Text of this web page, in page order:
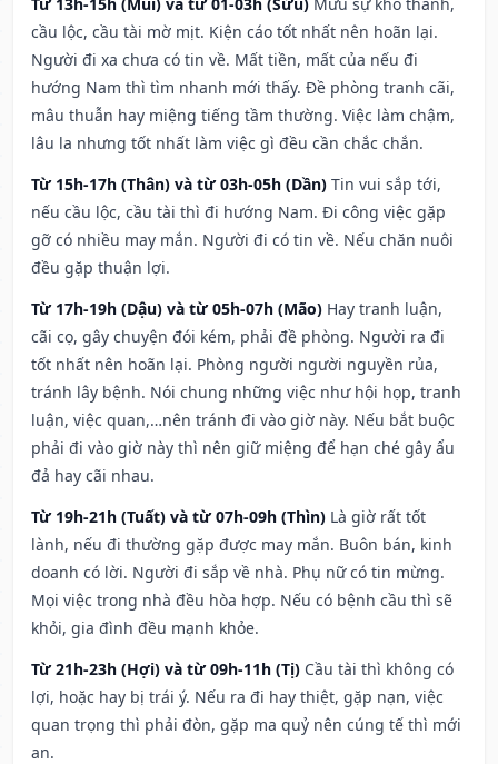
cầu lộc, cầu tài mờ mịt. Kiện cáo tốt nhất nên hoãn lại.
Người đi xa chưa có tin về. Mất tiền, mất của nếu đi
hướng Nam thì tìm nhanh mới thấy. Đề phòng tranh cãi,
mâu thuẫn hay miệng tiếng tầm thường. Việc làm chậm,
lâu la nhưng tốt nhất làm việc gì đều cần chắc chắn.
Từ 15h-17h (Thân) và từ 03h-05h (Dần) Tin vui sắp tới,
nếu cầu lộc, cầu tài thì đi hướng Nam. Đi công việc gặp
gỡ có nhiều may mắn. Người đi có tin về. Nếu chăn nuôi
đều gặp thuận lợi.
Từ 17h-19h (Dậu) và từ 05h-07h (Mão) Hay tranh luận,
cãi cọ, gây chuyện đói kém, phải đề phòng. Người ra đi
tốt nhất nên hoãn lại. Phòng người người nguyền rủa,
tránh lây bệnh. Nói chung những việc như hội họp, tranh
luận, việc quan,…nên tránh đi vào giờ này. Nếu bắt buộc
phải đi vào giờ này thì nên giữ miệng để hạn ché gây ẩu
đả hay cãi nhau.
Từ 19h-21h (Tuất) và từ 07h-09h (Thìn) Là giờ rất tốt
lành, nếu đi thường gặp được may mắn. Buôn bán, kinh
doanh có lời. Người đi sắp về nhà. Phụ nữ có tin mừng.
Mọi việc trong nhà đều hòa hợp. Nếu có bệnh cầu thì sẽ
khỏi, gia đình đều mạnh khỏe.
Từ 21h-23h (Hợi) và từ 09h-11h (Tị) Cầu tài thì không có
lợi, hoặc hay bị trái ý. Nếu ra đi hay thiệt, gặp nạn, việc
quan trọng thì phải đòn, gặp ma quỷ nên cúng tế thì mới
an.